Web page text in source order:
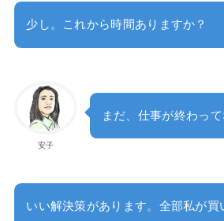
少し。これから時間ありますか？
安子
まだ、仕事が終わって
いい解決策があります。全部私が買